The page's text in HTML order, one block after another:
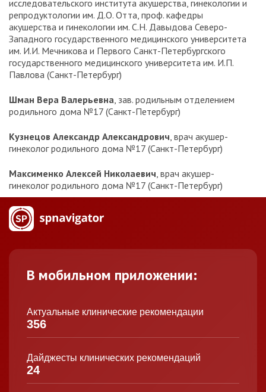
исследовательского института акушерства, гинекологии и
репродуктологии им. Д.О. Отта, проф. кафедры
акушерства и гинекологии им. С.Н. Давыдова Северо-
Западного государственного медицинского университета
им. И.И. Мечникова и Первого Санкт-Петербургского
государственного медицинского университета им. И.П.
Павлова (Санкт-Петербург)
Шман Вера Валерьевна, зав. родильным отделением
родильного дома №17 (Санкт-Петербург)
Кузнецов Александр Александрович, врач акушер-
гинеколог родильного дома №17 (Санкт-Петербург)
Максименко Алексей Николаевич, врач акушер-
гинеколог родильного дома №17 (Санкт-Петербург)
В мобильном приложении:
Актуальные клинические рекомендации
356
Дайджесты клинических рекомендаций
24